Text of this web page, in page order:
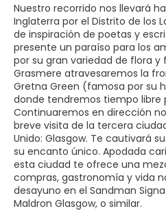
Nuestro recorrido nos llevará
Inglaterra por el Distrito de los
de inspiración de poetas y
presente un paraíso para los
por su gran variedad de flora y
Grasmere atravesaremos la
Gretna Green (famosa por su
donde tendremos tiempo libre
Continuaremos en dirección
breve visita de la tercera
Unido: Glasgow. Te cautivará
su encanto único. Apodada
esta ciudad te ofrece una
compras, gastronomía y vida
desayuno en el Sandman
Maldron Glasgow, o similar.